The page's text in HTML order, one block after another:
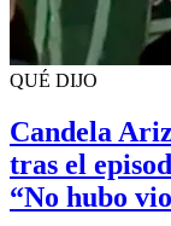
QUÉ DIJO
Candela
tras el
“No hubo